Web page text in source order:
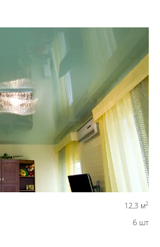
12,3 м2
6 шт